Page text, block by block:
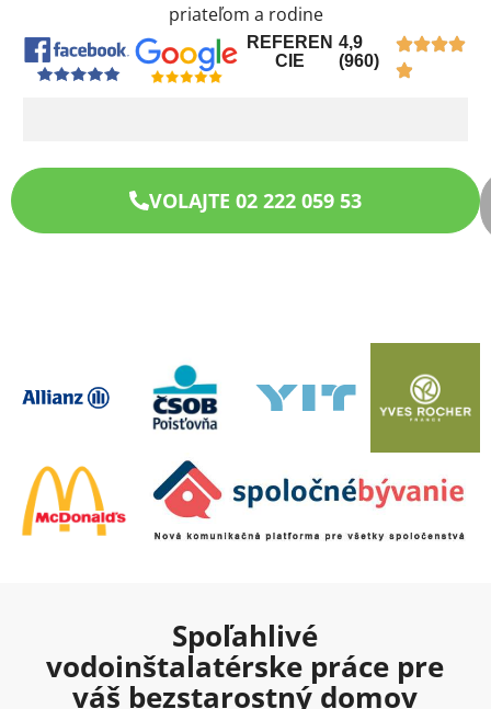
priateľom a rodine
REFEREN
CIE
4,9
(960)
VOLAJTE 02 222 059 53
Spoľahlivé
vodoinštalatérske práce pre
váš bezstarostný domov